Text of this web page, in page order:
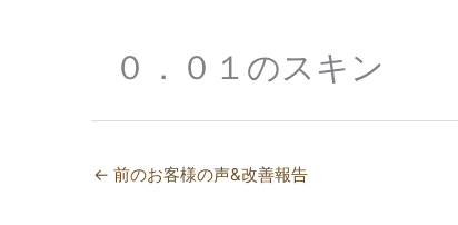
０．０１のスキン
← 前のお客様の声&改善報告